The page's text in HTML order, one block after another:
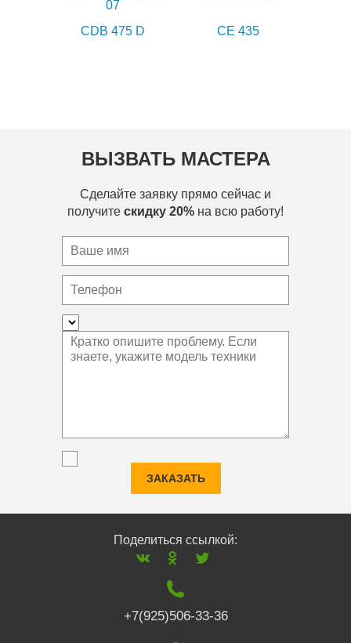
07
CDB 475 D CE 435
ВЫЗВАТЬ МАСТЕРА
Сделайте заявку прямо сейчас и
получите скидку 20% на всю работу!
ЗАКАЗАТЬ
Поделиться ссылкой:
+7(925)506-33-36